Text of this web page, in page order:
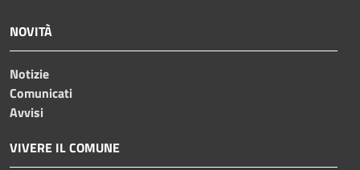
NOVITÀ
Notizie
Comunicati
Avvisi
VIVERE IL COMUNE